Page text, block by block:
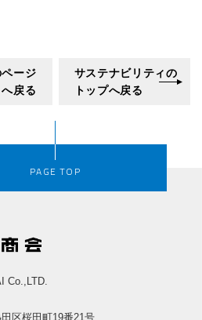
ージ
へ戻る
サステナビリティの
トップへ戻る
PAGE TOP
Co.,LTD.
区桜田町19番21号